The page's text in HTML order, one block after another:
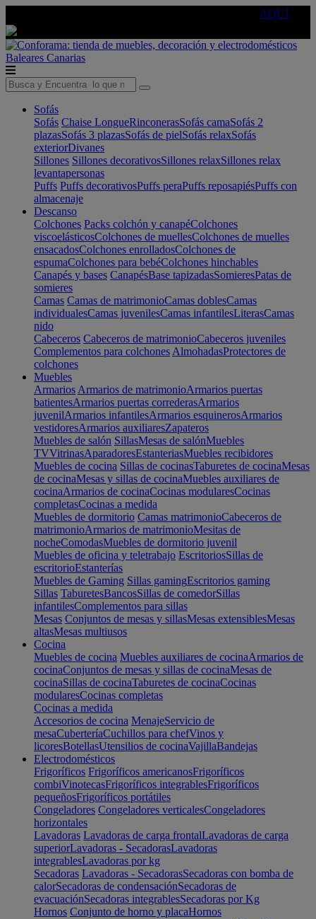
AQUÍ
Baleares Canarias
Sofás
Sofás Chaise LongueRinconerasSofás camaSofás 2
plazasSofás 3 plazasSofás de pielSofás relaxSofás
exteriorDivanes
Sillones Sillones decorativosSillones relaxSillones relax
levantapersonas
Puffs Puffs decorativosPuffs peraPuffs reposapiésPuffs con
almacenaje
Descanso
Colchones Packs colchón y canapéColchones
viscoelásticosColchones de muellesColchones de muelles
ensacadosColchones enrolladosColchones de
espumaColchones para bebéColchones hinchables
Canapés y bases CanapésBase tapizadasSomieresPatas de
somieres
Camas Camas de matrimonioCamas doblesCamas
individualesCamas juvenilesCamas infantilesLiterasCamas
nido
Cabeceros Cabeceros de matrimonioCabeceros juveniles
Complementos para colchones AlmohadasProtectores de
colchones
Muebles
Armarios Armarios de matrimonioArmarios puertas
batientesArmarios puertas correderasArmarios
juvenilArmarios infantilesArmarios esquinerosArmarios
vestidoresArmarios auxiliaresZapateros
Muebles de salón SillasMesas de salónMuebles
TVVitrinasAparadoresEstanteriasMuebles recibidores
Muebles de cocina Sillas de cocinasTaburetes de cocinaMesas
de cocinaMesas y sillas de cocinaMuebles auxiliares de
cocinaArmarios de cocinaCocinas modularesCocinas
completasCocinas a medida
Muebles de dormitorio Camas matrimonioCabeceros de
matrimonioArmarios de matrimonioMesitas de
nocheComodasMuebles de dormitorio juvenil
Muebles de oficina y teletrabajo EscritoriosSillas de
escritorioEstanterías
Muebles de Gaming Sillas gamingEscritorios gaming
Sillas TaburetesBancosSillas de comedorSillas
infantilesComplementos para sillas
Mesas Conjuntos de mesas y sillasMesas extensiblesMesas
altasMesas multiusos
Cocina
Muebles de cocina Muebles auxiliares de cocinaArmarios de
cocinaConjuntos de mesas y sillas de cocinaMesas de
cocinaSillas de cocinaTaburetes de cocinaCocinas
modularesCocinas completas
Cocinas a medida
Accesorios de cocina MenajeServicio de
mesaCuberteríaCuchillos para chefVinos y
licoresBotellasUtensilios de cocinaVajillaBandejas
Electrodomésticos
Frigoríficos Frigoríficos americanosFrigoríficos
combiVinotecasFrigoríficos integrablesFrigoríficos
pequeñosFrigoríficos portátiles
Congeladores Congeladores verticalesCongeladores
horizontales
Lavadoras Lavadoras de carga frontalLavadoras de carga
superiorLavadoras - SecadorasLavadoras
integrablesLavadoras por kg
Secadoras Lavadoras - SecadorasSecadoras con bomba de
calorSecadoras de condensaciónSecadoras de
evacuaciónSecadoras integrablesSecadoras por Kg
Hornos Conjunto de horno y placaHornos